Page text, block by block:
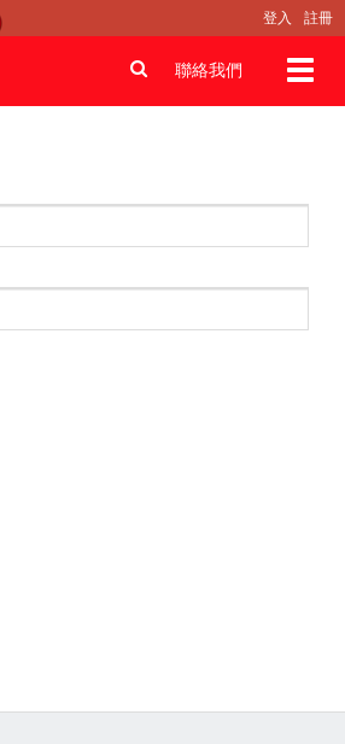
登入 註冊
聯絡我們